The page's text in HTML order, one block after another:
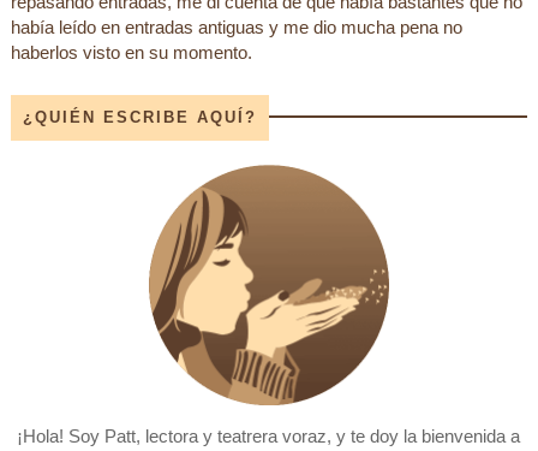
había leído en entradas antiguas y me dio mucha pena no
haberlos visto en su momento.
¿QUIÉN ESCRIBE AQUÍ?
¡Hola! Soy Patt, lectora y teatrera voraz, y te doy la bienvenida a